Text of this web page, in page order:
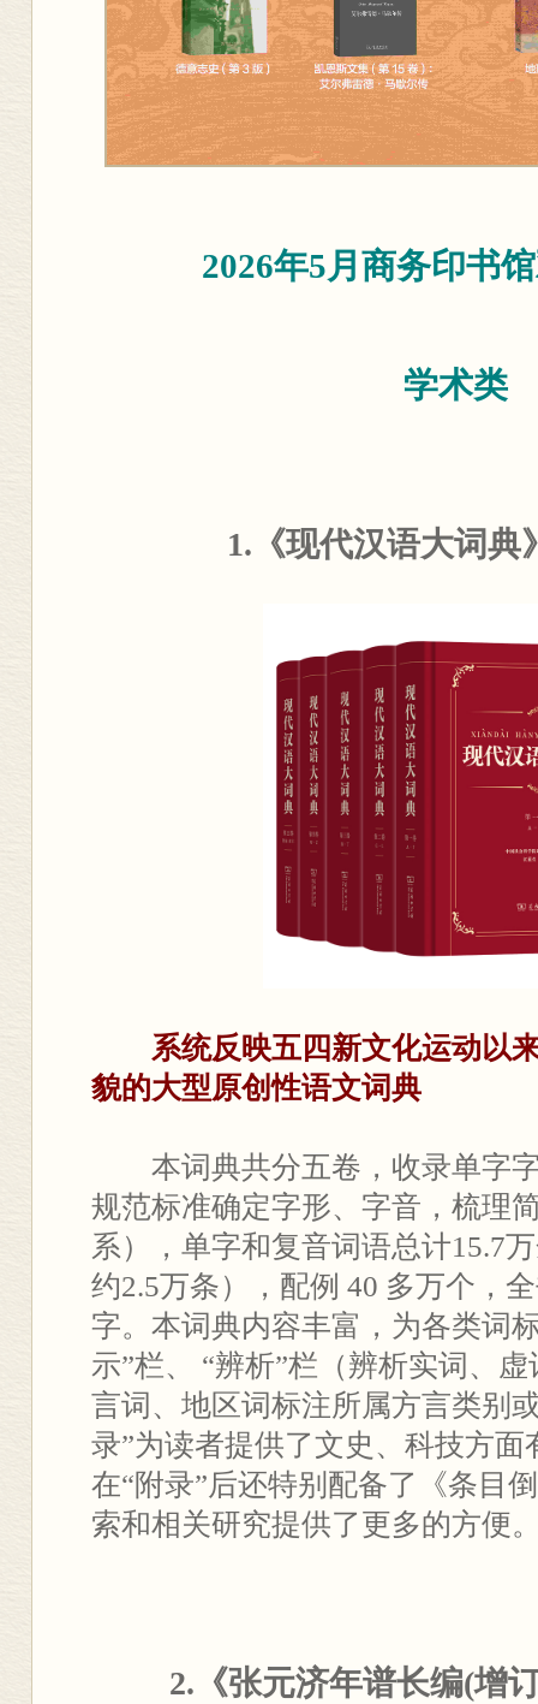
2026年5月商务印书
学术类
1.《现代汉语大词典
系统反映五四新文化运动以
貌的大型原创性语文词典
本词典共分五卷，收录单字
规范标准确定字形、字音，梳理
系），单字和复音词语总计15.7
约2.5万条），配例 40 多万个，
字。本词典内容丰富，为各类词
示”栏、 “辨析”栏（辨析实词、
言词、地区词标注所属方言类别
录”为读者提供了文史、科技方
在“附录”后还特别配备了《条目
索和相关研究提供了更多的方便
2. 《张元济年谱长编(增